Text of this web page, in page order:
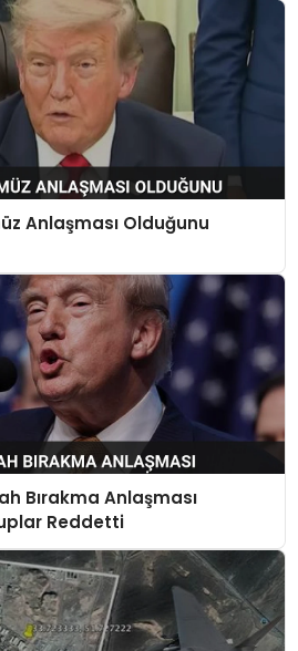
Anlaşması Olduğunu
Bırakma Anlaşması
Reddetti